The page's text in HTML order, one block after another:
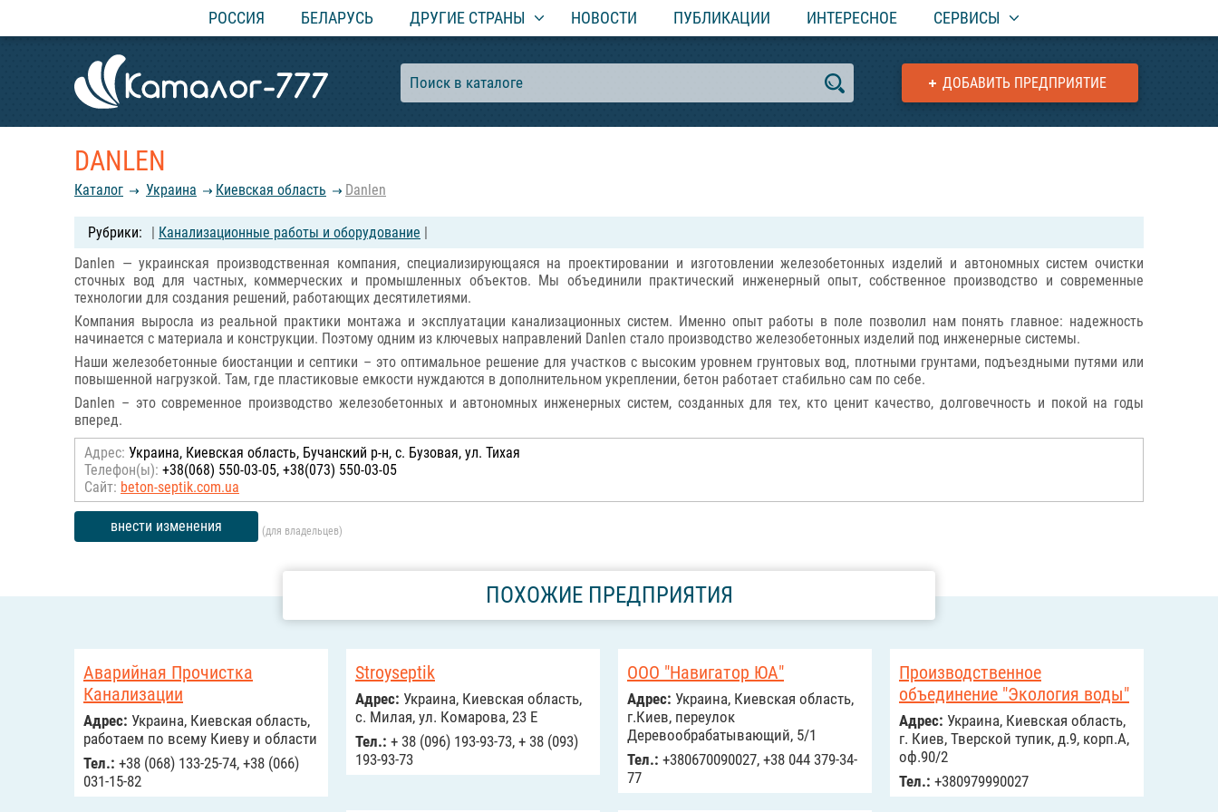
РОССИЯ БЕЛАРУСЬ ДРУГИЕ СТРАНЫ НОВОСТИ ПУБЛИКАЦИИ ИНТЕРЕСНОЕ СЕРВИСЫ
ДОБАВИТЬ ПРЕДПРИЯТИЕ
DANLEN
Каталог Украина Киевская область Danlen
| Канализационные работы и оборудование |
Danlen — украинская производственная компания, специализирующаяся на проектировании и изготовлении железобетонных изделий и автономных систем очистки
сточных вод для частных, коммерческих и промышленных объектов. Мы объединили практический инженерный опыт, собственное производство и современные
технологии для создания решений, работающих десятилетиями.
Компания выросла из реальной практики монтажа и эксплуатации канализационных систем. Именно опыт работы в поле позволил нам понять главное: надежность
начинается с материала и конструкции. Поэтому одним из ключевых направлений Danlen стало производство железобетонных изделий под инженерные системы.
Наши железобетонные биостанции и септики – это оптимальное решение для участков с высоким уровнем грунтовых вод, плотными грунтами, подъездными путями или
повышенной нагрузкой. Там, где пластиковые емкости нуждаются в дополнительном укреплении, бетон работает стабильно сам по себе.
Danlen – это современное производство железобетонных и автономных инженерных систем, созданных для тех, кто ценит качество, долговечность и покой на годы
вперед.
Адрес: Украина, Киевская область, Бучанский р-н, с. Бузовая, ул. Тихая
Телефон(ы): +38(068) 550-03-05, +38(073) 550-03-05
Сайт: beton-septik.com.ua
внести изменения (для владельцев)
ПОХОЖИЕ ПРЕДПРИЯТИЯ
Аварийная Прочистка
Канализации
Адрес: Украина, Киевская область,
работаем по всему Киеву и области
Тел.: +38 (068) 133-25-74, +38 (066)
031-15-82
Stroyseptik
Адрес: Украина, Киевская область,
с. Милая, ул. Комарова, 23 Е
Тел.: + 38 (096) 193-93-73, + 38 (093)
193-93-73
ООО "Навигатор ЮА"
Адрес: Украина, Киевская область,
г.Киев, переулок
Деревообрабатывающий, 5/1
Тел.: +380670090027, +38 044 379-34-
77
Производственное
объединение "Экология воды"
Адрес: Украина, Киевская область,
г. Киев, Тверской тупик, д.9, корп.А,
оф.90/2
Тел.: +380979990027